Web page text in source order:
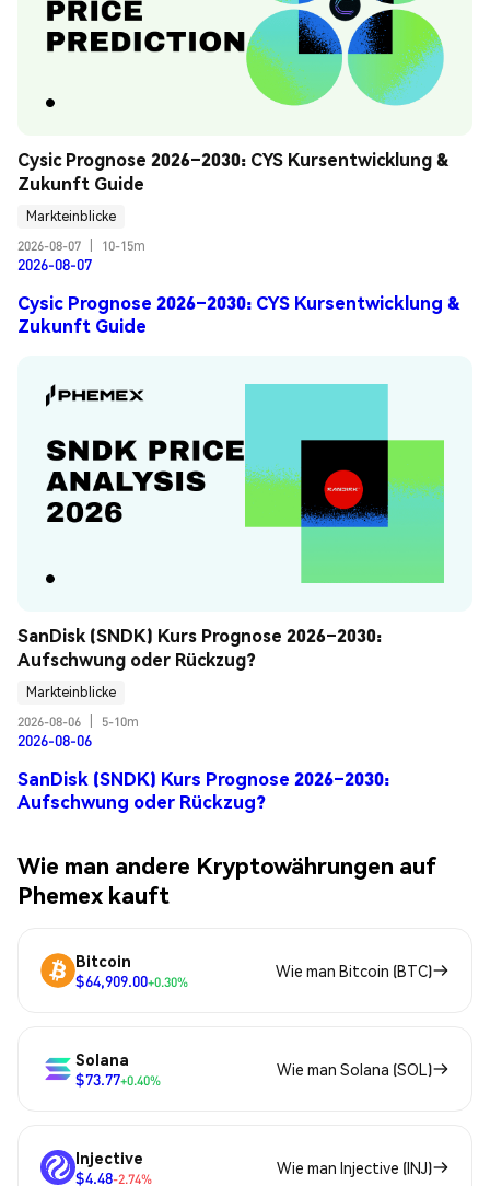
Cysic Prognose 2026–2030: CYS Kursentwicklung &
Zukunft Guide
Markteinblicke
2026-08-07
10-15m
2026-08-07
Cysic Prognose 2026–2030: CYS Kursentwicklung &
Zukunft Guide
SanDisk (SNDK) Kurs Prognose 2026–2030:
Aufschwung oder Rückzug?
Markteinblicke
2026-08-06
5-10m
2026-08-06
SanDisk (SNDK) Kurs Prognose 2026–2030:
Aufschwung oder Rückzug?
Wie man andere Kryptowährungen auf
Phemex kauft
Bitcoin
$64,909.00+0.30%
Wie man Bitcoin (BTC)
Solana
$73.77+0.40%
Wie man Solana (SOL)
Injective
$4.48-2.74%
Wie man Injective (INJ)